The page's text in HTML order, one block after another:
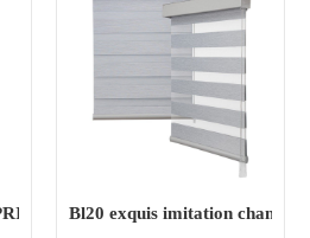
stores Zebra modernes style
Bl20 exquis imitation chanvre